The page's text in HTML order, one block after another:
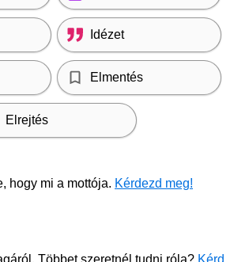
Idézet
Elmentés
Elrejtés
hogy mi a mottója. Kérdezd meg!
Többet szeretnél tudni róla? Kérd